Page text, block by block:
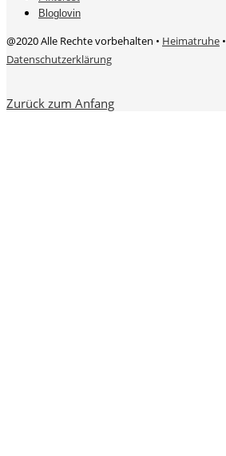
Bloglovin
@2020 Alle Rechte vorbehalten • Heimatruhe •
Datenschutzerklärung
Zurück zum Anfang